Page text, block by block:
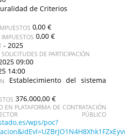
de Criterios
0,00 €
0,00 €
- 2025
DE PARTICIPACIÓN
09:00
14:00
Establecimiento del sistema
376.000,00 €
EN PLATAFORMA DE CONTRATACIÓN
PÚBLICO
wps/poc?